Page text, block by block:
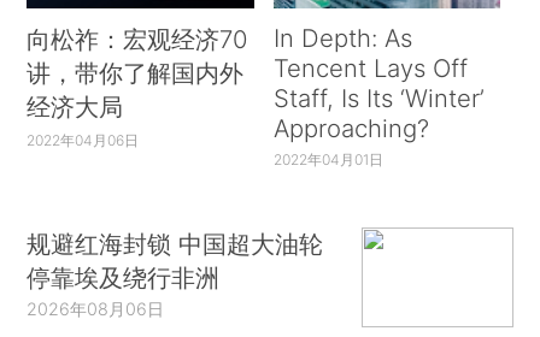
向松祚：宏观经济70
讲，带你了解国内外
经济大局
2022年04月06日
In Depth: As
Tencent Lays Off
Staff, Is Its ‘Winter’
Approaching?
2022年04月01日
规避红海封锁 中国超大油轮
停靠埃及绕行非洲
2026年08月06日